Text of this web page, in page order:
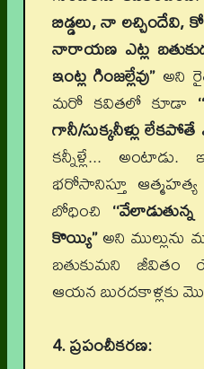
బిడ్డలు, నా
నారాయణ ఎట్ల
ఇంట్ల గింజల్లేవు’’ అని
మరో కవితలో కూడా
గానీ/సుక్కనీళ్లు లేకపోతే
కన్నీళ్లే...
భరోసానిస్తూ
బోధించి
కొయ్యి”అని ముల్లును
బతుకుమని జీవితం
ఆయన బురదకాళ్లకు
4. ప్రపంచీకరణ: